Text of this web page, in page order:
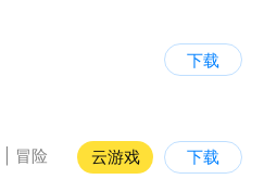
下载
冒险
云游戏 下载